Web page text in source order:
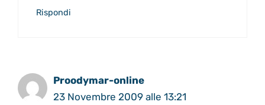
Rispondi
Proodymar-online
23 Novembre 2009 alle 13:21